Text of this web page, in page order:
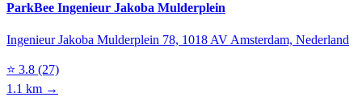
ParkBee Ingenieur Jakoba Mulderplein
Ingenieur Jakoba Mulderplein 78, 1018 AV Amsterdam, Nederland
⭐ 3.8 (27)
1.1 km →